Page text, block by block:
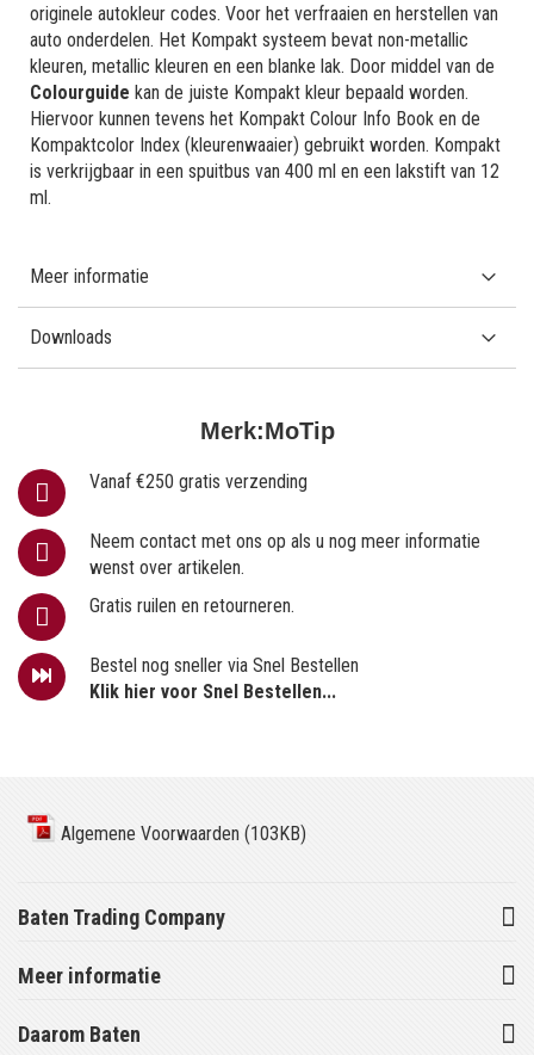
Merk:MoTip
Vanaf €250 gratis verzending
Neem contact met ons op als u nog meer informatie
wenst over artikelen.
Gratis ruilen en retourneren.
Bestel nog sneller via Snel Bestellen
Klik hier voor Snel Bestellen...
originele autokleur codes. Voor het verfraaien en herstellen van
auto onderdelen. Het Kompakt systeem bevat non-metallic
kleuren, metallic kleuren en een blanke lak. Door middel van de
Colourguide kan de juiste Kompakt kleur bepaald worden.
Hiervoor kunnen tevens het Kompakt Colour Info Book en de
Kompaktcolor Index (kleurenwaaier) gebruikt worden. Kompakt
is verkrijgbaar in een spuitbus van 400 ml en een lakstift van 12
ml.
Meer informatie
Downloads
Algemene Voorwaarden (103KB)
Baten Trading Company
Meer informatie
Daarom Baten